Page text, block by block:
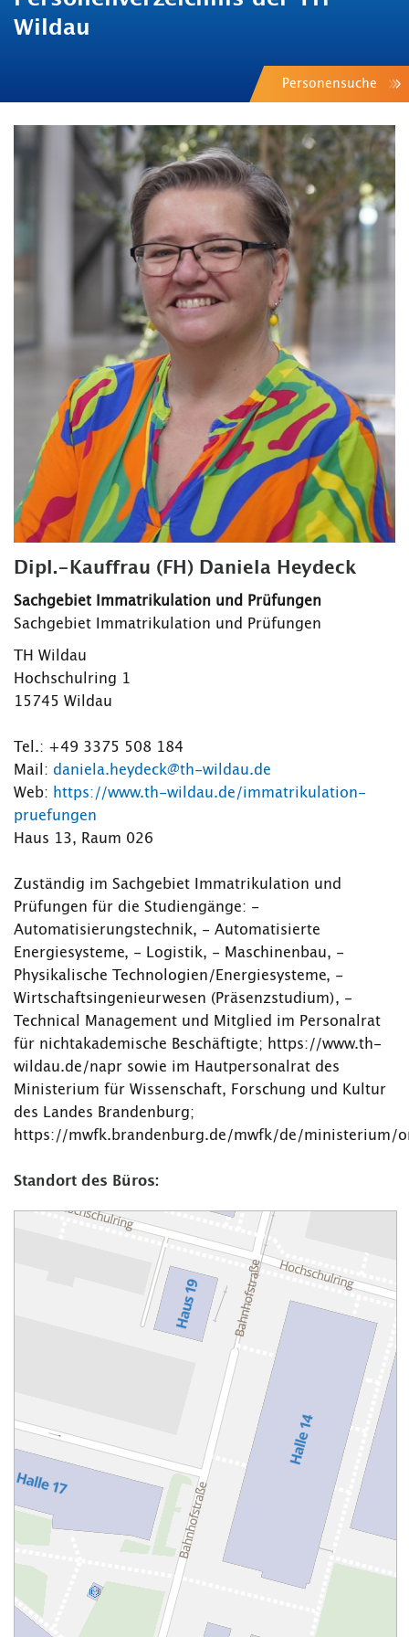
Wildau
Personensuche
Dipl.-Kauffrau (FH) Daniela Heydeck
Sachgebiet Immatrikulation und Prüfungen
Sachgebiet Immatrikulation und Prüfungen
TH Wildau
Hochschulring 1
15745 Wildau
Tel.: +49 3375 508 184
Mail: daniela.heydeck@th-wildau.de
Web: https://www.th-wildau.de/immatrikulation-
pruefungen
Haus 13, Raum 026
Zuständig im Sachgebiet Immatrikulation und
Prüfungen für die Studiengänge: -
Automatisierungstechnik, - Automatisierte
Energiesysteme, - Logistik, - Maschinenbau, -
Physikalische Technologien/Energiesysteme, -
Wirtschaftsingenieurwesen (Präsenzstudium), -
Technical Management und Mitglied im Personalrat
für nichtakademische Beschäftigte; https://www.th-
wildau.de/napr sowie im Hautpersonalrat des
Ministerium für Wissenschaft, Forschung und Kultur
des Landes Brandenburg;
https://mwfk.brandenburg.de/mwfk/de/ministerium/
Standort des Büros: